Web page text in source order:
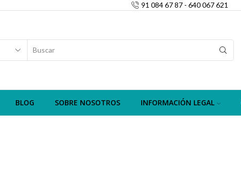
91 084 67 87 - 640 067 621
BLOG SOBRE NOSOTROS INFORMACIÓN LEGAL